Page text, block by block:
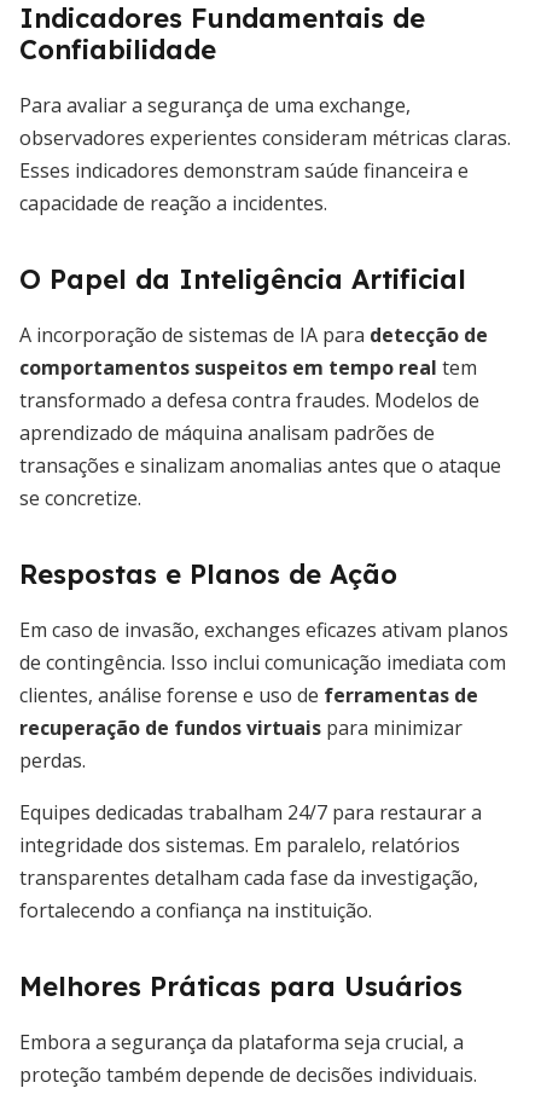
Indicadores Fundamentais de
Confiabilidade
Para avaliar a segurança de uma exchange,
observadores experientes consideram métricas claras.
Esses indicadores demonstram saúde financeira e
capacidade de reação a incidentes.
O Papel da Inteligência Artificial
A incorporação de sistemas de IA para detecção de
comportamentos suspeitos em tempo real tem
transformado a defesa contra fraudes. Modelos de
aprendizado de máquina analisam padrões de
transações e sinalizam anomalias antes que o ataque
se concretize.
Respostas e Planos de Ação
Em caso de invasão, exchanges eficazes ativam planos
de contingência. Isso inclui comunicação imediata com
clientes, análise forense e uso de ferramentas de
recuperação de fundos virtuais para minimizar
perdas.
Equipes dedicadas trabalham 24/7 para restaurar a
integridade dos sistemas. Em paralelo, relatórios
transparentes detalham cada fase da investigação,
fortalecendo a confiança na instituição.
Melhores Práticas para Usuários
Embora a segurança da plataforma seja crucial, a
proteção também depende de decisões individuais.